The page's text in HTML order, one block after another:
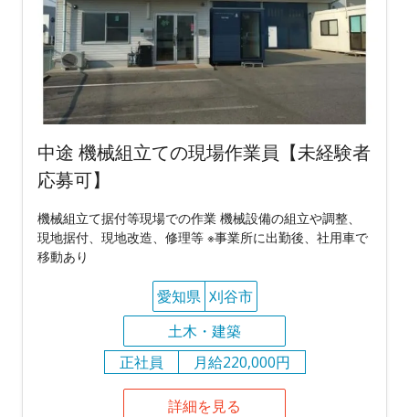
中途 機械組立ての現場作業員【未経験者
応募可】
機械組立て据付等現場での作業 機械設備の組立や調整、
現地据付、現地改造、修理等 ※事業所に出勤後、社用車で
移動あり
愛知県 刈谷市
土木・建築
正社員
月給220,000円
詳細を見る